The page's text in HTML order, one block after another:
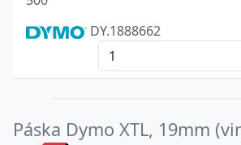
DY.1888662
Páska Dymo XTL, 19mm